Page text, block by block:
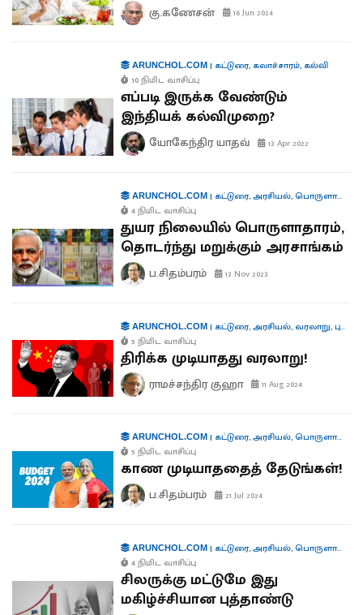
கு.கணேசன் 16 Jun 2024
ARUNCHOL.COM| கட்டுரை, கலாச்சாரம், கல்வி
10 நிமிட வாசிப்பு
எப்படி இருக்க வேண்டும்
இந்தியக் கல்விமுறை?
யோகேந்திர யாதவ் 13 Apr 2022
ARUNCHOL.COM| கட்டுரை,அரசியல்,பொருளாதாரம்
4 நிமிட வாசிப்பு
துயர நிலையில் பொருளாதாரம்,
தொடர்ந்து மறுக்கும் அரசாங்கம்
ப.சிதம்பரம் 13 Nov 2023
ARUNCHOL.COM| கட்டுரை,அரசியல், வரலாறு,புத்தகங்கள்
5 நிமிட வாசிப்பு
திரிக்க முடியாதது வரலாறு!
ராமச்சந்திர குஹா 11 Aug 2024
ARUNCHOL.COM| கட்டுரை,அரசியல்,பொருளாதாரம்
5 நிமிட வாசிப்பு
காண முடியாததைத் தேடுங்கள்!
ப.சிதம்பரம் 21 Jul 2024
ARUNCHOL.COM| கட்டுரை,அரசியல்,பொருளாதாரம்
4 நிமிட வாசிப்பு
சிலருக்கு மட்டுமே இது
மகிழ்ச்சியான புத்தாண்டு